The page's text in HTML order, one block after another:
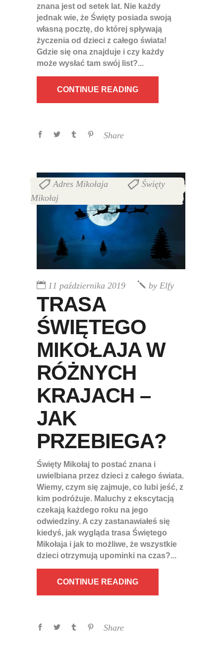
znana jest od setek lat. Nie każdy
jednak wie, że Święty posiada swoją
własną pocztę, do której spływają
życzenia od dzieci z całego świata!
Gdzie się ona znajduje i czy każdy
może wysłać tam swój list?
CONTINUE READING
Share
Adres Mikołaja
Święty
Mikołaj
11 października 2019 by Elfy
TRASA
ŚWIĘTEGO
MIKOŁAJA W
RÓŻNYCH
KRAJACH –
JAK
PRZEBIEGA?
Święty Mikołaj to postać znana i
uwielbiana przez dzieci z całego świata.
Wiemy, czym się zajmuje, co lubi jeść, z
kim podróżuje. Maluchy z ekscytacją
czekają każdego roku na jego
odwiedziny. A czy zastanawiałeś się
kiedyś, jak wygląda trasa Świętego
Mikołaja i jak to możliwe, że wszystkie
dzieci otrzymują upominki na czas?
CONTINUE READING
Share